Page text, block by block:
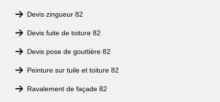
Devis zingueur 82
Devis fuite de toiture 82
Devis pose de gouttière 82
Peinture sur tuile et toiture 82
Ravalement de façade 82